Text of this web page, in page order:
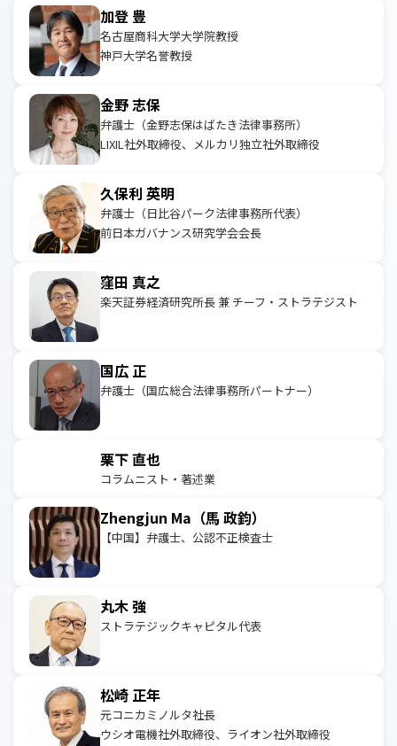
加登 豊
名古屋商科大学大学院教授
神戸大学名誉教授
金野 志保
弁護士（金野志保はばたき法律事務所）
LIXIL社外取締役、メルカリ独立社外取締役
久保利 英明
弁護士（日比谷パーク法律事務所代表）
前日本ガバナンス研究学会会長
窪田 真之
楽天証券経済研究所長 兼 チーフ・ストラテジスト
国広 正
弁護士（国広総合法律事務所パートナー）
栗下 直也
コラムニスト・著述業
Zhengjun Ma（馬 政鈞）
【中国】弁護士、公認不正検査士
丸木 強
ストラテジックキャピタル代表
松崎 正年
元コニカミノルタ社長
ウシオ電機社外取締役、ライオン社外取締役